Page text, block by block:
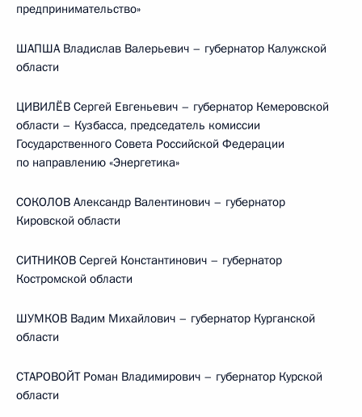
предпринимательство»
ШАПША Владислав Валерьевич – губернатор Калужской
области
ЦИВИЛЁВ Сергей Евгеньевич – губернатор Кемеровской
области – Кузбасса, председатель комиссии
Государственного Совета Российской Федерации
по направлению «Энергетика»
СОКОЛОВ Александр Валентинович – губернатор
Кировской области
СИТНИКОВ Сергей Константинович – губернатор
Костромской области
ШУМКОВ Вадим Михайлович – губернатор Курганской
области
СТАРОВОЙТ Роман Владимирович – губернатор Курской
области